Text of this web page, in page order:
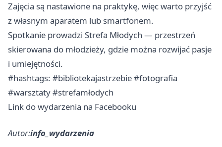
Zajęcia są nastawione na praktykę, więc warto przyjść
z własnym aparatem lub smartfonem.
Spotkanie prowadzi Strefa Młodych — przestrzeń
skierowana do młodzieży, gdzie można rozwijać pasje
i umiejętności.
#hashtags: #bibliotekajastrzebie #fotografia
#warsztaty #strefamłodych
Link do wydarzenia na Facebooku
Autor:info_wydarzenia